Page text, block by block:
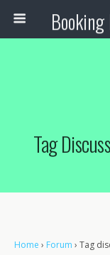
Tag
Home › Forum › Tag